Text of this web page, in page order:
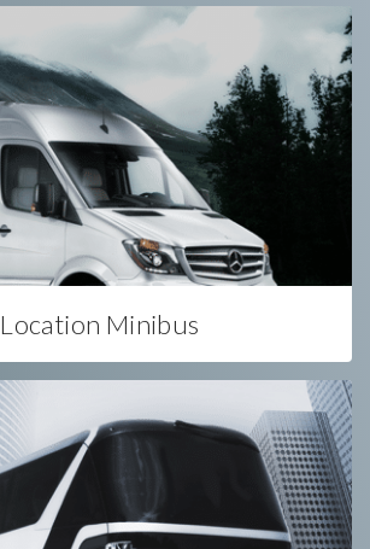
Location Minibus